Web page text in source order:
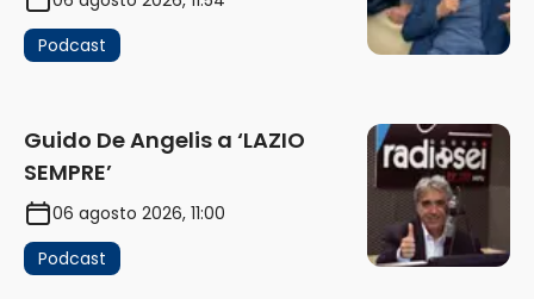
Podcast
Guido De Angelis a ‘LAZIO
SEMPRE’
06 agosto 2026, 11:00
Podcast